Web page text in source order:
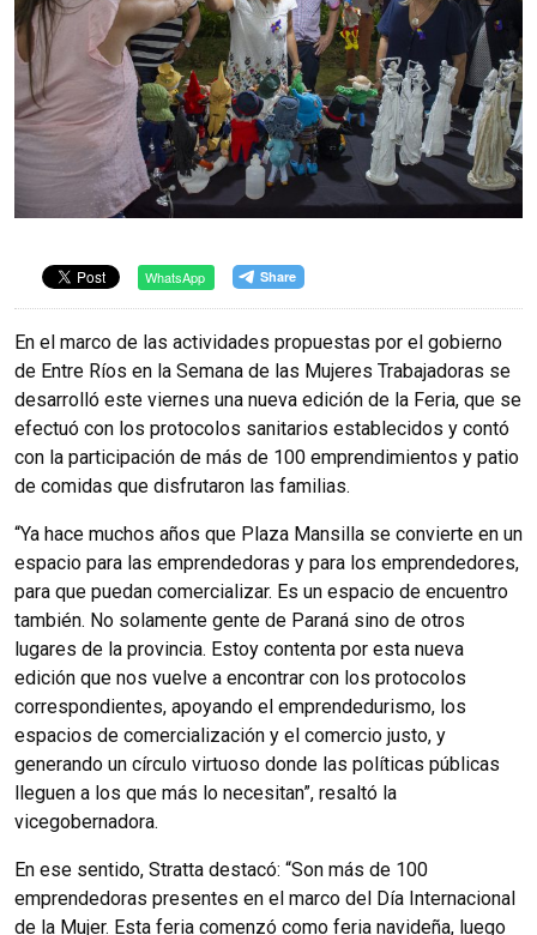
WhatsApp
En el marco de las actividades propuestas por el gobierno
de Entre Ríos en la Semana de las Mujeres Trabajadoras se
desarrolló este viernes una nueva edición de la Feria, que se
efectuó con los protocolos sanitarios establecidos y contó
con la participación de más de 100 emprendimientos y patio
de comidas que disfrutaron las familias.
“Ya hace muchos años que Plaza Mansilla se convierte en un
espacio para las emprendedoras y para los emprendedores,
para que puedan comercializar. Es un espacio de encuentro
también. No solamente gente de Paraná sino de otros
lugares de la provincia. Estoy contenta por esta nueva
edición que nos vuelve a encontrar con los protocolos
correspondientes, apoyando el emprendedurismo, los
espacios de comercialización y el comercio justo, y
generando un círculo virtuoso donde las políticas públicas
lleguen a los que más lo necesitan”, resaltó la
vicegobernadora.
En ese sentido, Stratta destacó: “Son más de 100
emprendedoras presentes en el marco del Día Internacional
de la Mujer. Esta feria comenzó como feria navideña, luego